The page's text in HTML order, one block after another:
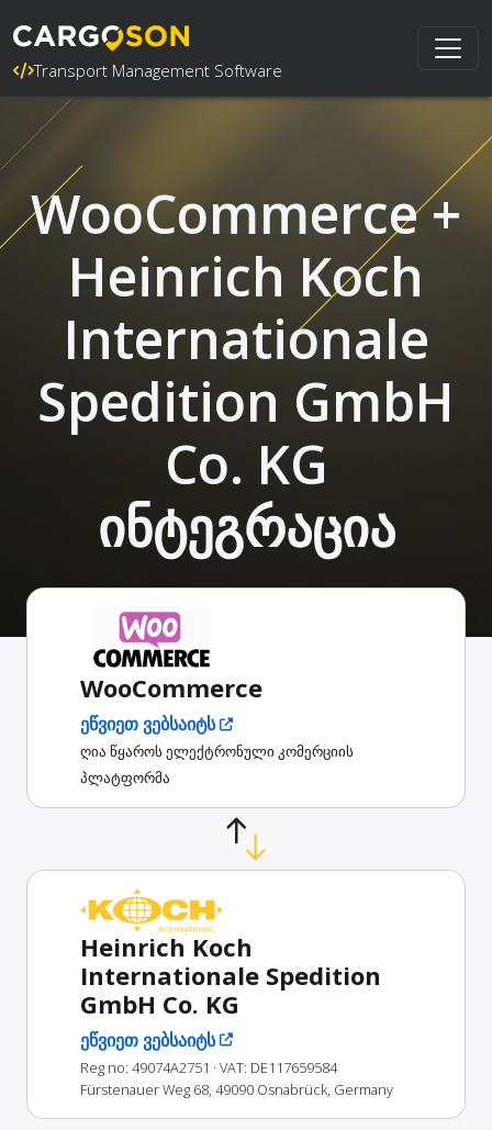
Transport Management Software
WooCommerce +
Heinrich Koch
Internationale
Spedition GmbH
Co. KG
ინტეგრაცია
WooCommerce
ეწვიეთ ვებსაიტს
ღია წყაროს ელექტრონული კომერციის
პლატფორმა
Heinrich Koch
Internationale Spedition
GmbH Co. KG
ეწვიეთ ვებსაიტს
Reg no: 49074A2751 · VAT: DE117659584
Fürstenauer Weg 68, 49090 Osnabrück, Germany